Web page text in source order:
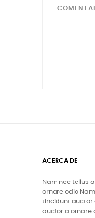
ACERCA DE
Nam nec tellus
ornare odio
tincidunt auctor
auctor a ornare